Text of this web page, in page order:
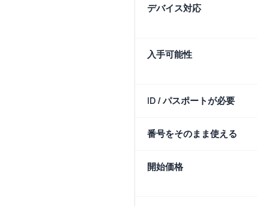
デバイス対応
入手可能性
ID / パスポートが必要
番号をそのまま使える
開始価格